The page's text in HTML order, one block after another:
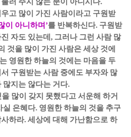
고 많이 가진 사람이라고 구원받
이 아니하며’를 반복하신다. 구원받
자도 있는데, 그러나 그런 사람 많
것을 많이 가진 사람은 세상 것에
영원한 하늘의 것에는 마음을 두
구원받는 사람 중에도 부자와 많
많지는 않다는 거다.
많이 갖지 못했다고 서운해 하거
은혜다. 영원한 하늘의 것을 추구
하라. 세상에 대해 가난함으로 하